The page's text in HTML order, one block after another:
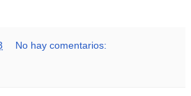
No hay comentarios: